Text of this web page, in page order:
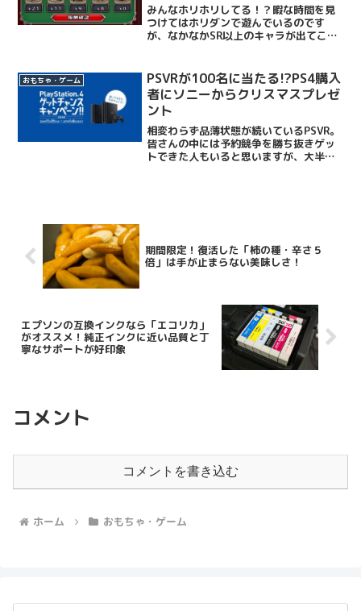
みんなホリホリしてる！？暇な時間を見
つけてはホリダンで遊んでいるのです
が、なかなかSR以上のキャラが出てこな
てシビアじゃないですか？いっつも祈り
ながらガチャを回すのです...
おもちゃ・ゲーム
PSVRが100名に当たる!?PS4購入
者にソニーからクリスマスプレゼ
ント
相変わらず品薄状態が続いているPSVR。
皆さんの中には予約競争を勝ち抜きゲッ
トできた人もいると思いますが、大半の
期間限定！復活した「柿の種・辛さ５
倍」は手が止まらない美味しさ！
エプソンの互換インクなら「エコリカ」
がオススメ！純正インクに近い品質と丁
寧なサポートが好印象
コメント
コメントを書き込む
ホーム おもちゃ・ゲーム